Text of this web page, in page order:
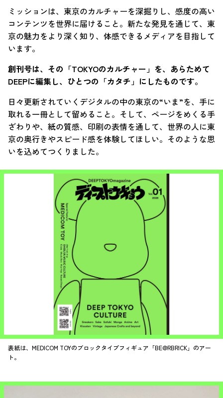
ミッションは、東京のカルチャーを深掘りし、感度の高い
コンテンツを世界に届けること。新たな発見を通じて、東
京の魅力をより深く知り、体感できるメディアを目指して
います。
創刊号は、その「TOKYOのカルチャー」を、あらためて
DEEPに編集し、ひとつの「カタチ」にしたものです。
日々更新されていくデジタルの中の東京の“いま”を、手に
取れる一冊として留めること。そして、ページをめくる手
ざわりや、紙の質感、印刷の表情を通して、世界の人に東
京の奥行きやスピード感を体験してほしい。そのような思
いを込めてつくりました。
表紙は、MEDICOM TOYのブロックタイプフィギュア「BE@RBRICK」のアー
ト。